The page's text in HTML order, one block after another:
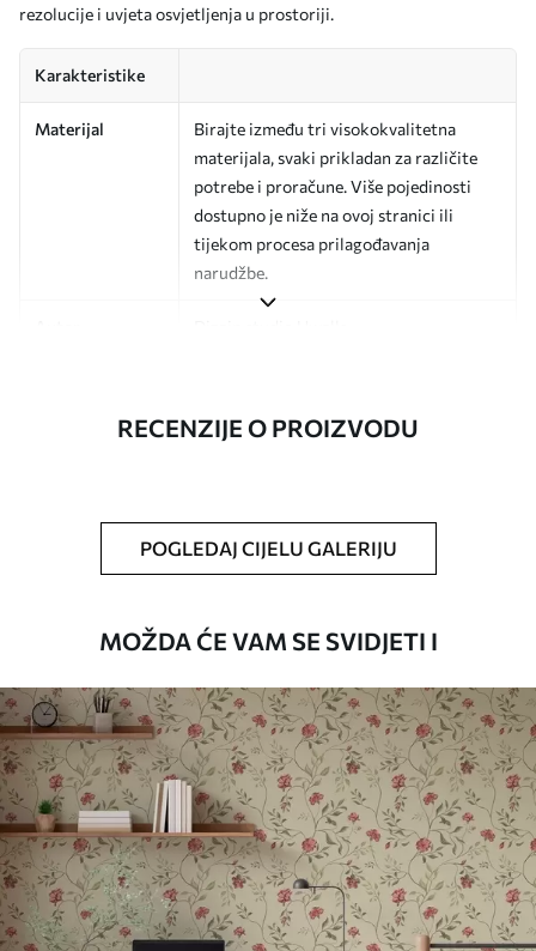
rezolucije i uvjeta osvjetljenja u prostoriji.
Karakteristike
Materijal
Birajte između tri visokokvalitetna
materijala, svaki prikladan za različite
potrebe i proračune. Više pojedinosti
dostupno je niže na ovoj stranici ili
tijekom procesa prilagođavanja
narudžbe.
Završna obrada Polu-mat.
širine do 50 cm.
za tapete.
spužvom. Lakirane tapete mogu se čistiti
vodom.
Metoda primjene Besprijekorna primjena
Dostupni materijali
Standard
RECENZIJE O PROIZVODU
POGLEDAJ CIJELU GALERIJU
MOŽDA ĆE VAM SE SVIDJETI I